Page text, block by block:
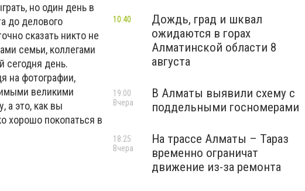
но один день в
до делового
сказать никто не
семьи, коллегами
сегодня день.
на фотографии,
великими
а это, как вы
хорошо покопаться в
Дождь, град и шквал
ожидаются в горах
Алматинской области 8
августа
10:40
В Алматы выявили схему с
поддельными госномерами
19:00
Вчера
На трассе Алматы – Тараз
временно ограничат
движение из-за ремонта
18:25
Вчера